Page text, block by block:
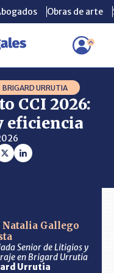
Obras de arte
CCI 2026:
Obras de arte
BRIGARD URRUTIA
CCI 2026:
eficiencia
Natalia Gallego
Senior de Litigios y
en Brigard Urrutia
Urrutia